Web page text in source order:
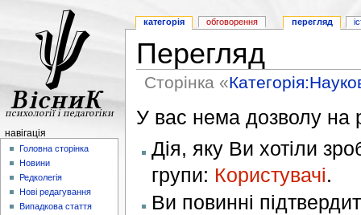
Перегляд
Сторінка «
У вас нема дозволу на
Дія, яку Ви хотіли
групи: Користувачі.
Ви повинні
категорія обговорення перегляд
навігація
Головна сторінка
Новини
Редколегія
Нові редагування
Випадкова стаття